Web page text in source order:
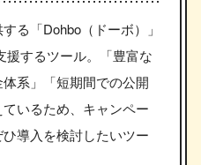
る「Dohbo（ドーボ）」
援するツール。「豊富な
系」「短期間での公開
いるため、キャンペー
導入を検討したいツー